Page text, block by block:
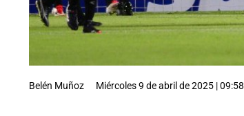
Belén Muñoz Miércoles 9 de abril de 2025 | 09:58